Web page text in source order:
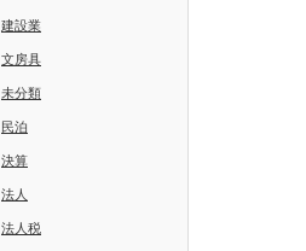
建設業
文房具
未分類
民泊
決算
法人
法人税